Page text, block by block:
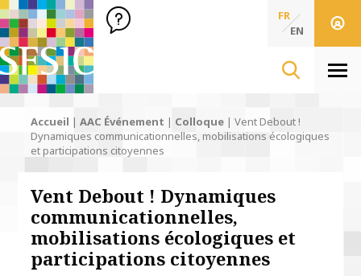
SFSIC Société Française des Sciences de l'Information & de
Société Française des Sciences
de l'Information
FR
EN
Accueil | AAC Événement | Colloque | Vent Debout !
Dynamiques communicationnelles, mobilisations écologiques
et participations citoyennes
Vent Debout ! Dynamiques
communicationnelles,
mobilisations écologiques et
participations citoyennes